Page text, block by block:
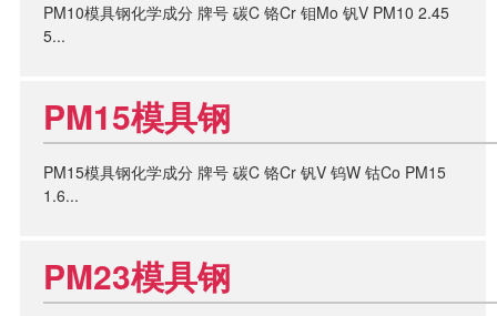
PM10模具钢化学成分 牌号 碳C 铬Cr 钼Mo 钒V PM10 2.45
5...
PM15模具钢
PM15模具钢化学成分 牌号 碳C 铬Cr 钒V 钨W 钴Co PM15
1.6...
PM23模具钢